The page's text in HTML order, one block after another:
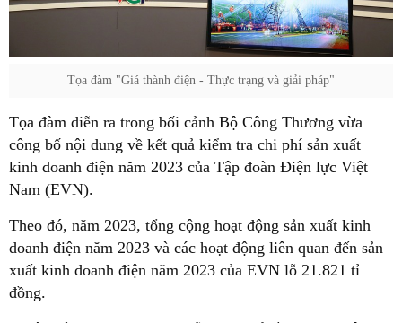
Tọa đàm "Giá thành điện - Thực trạng và giải pháp"
Tọa đàm diễn ra trong bối cảnh Bộ Công Thương vừa
công bố nội dung về kết quả kiểm tra chi phí sản xuất
kinh doanh điện năm 2023 của Tập đoàn Điện lực Việt
Nam (EVN).
Theo đó, năm 2023, tổng cộng hoạt động sản xuất kinh
doanh điện năm 2023 và các hoạt động liên quan đến sản
xuất kinh doanh điện năm 2023 của EVN lỗ 21.821 tỉ
đồng.